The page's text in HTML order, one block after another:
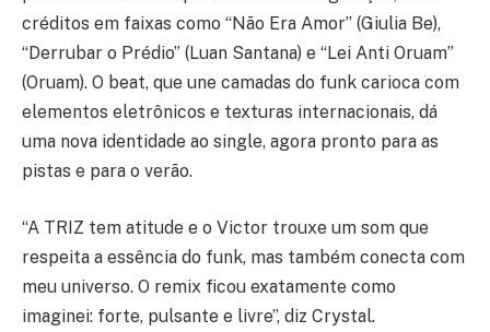
créditos em faixas como “Não Era Amor” (Giulia Be),
“Derrubar o Prédio” (Luan Santana) e “Lei Anti Oruam”
(Oruam). O beat, que une camadas do funk carioca com
elementos eletrônicos e texturas internacionais, dá
uma nova identidade ao single, agora pronto para as
pistas e para o verão.
“A TRIZ tem atitude e o Victor trouxe um som que
respeita a essência do funk, mas também conecta com
meu universo. O remix ficou exatamente como
imaginei: forte, pulsante e livre”, diz Crystal.